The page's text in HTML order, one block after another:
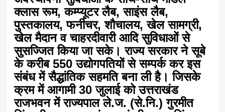
क्लास रूम, कम्प्यूटर लैब, साइंस लैब,
पुस्तकालय, फर्नीचर, शौचालय, खेल सामग्री,
खेल मैदान व चाहरदीवारी आदि सुविधाओं से
सुसज्जित किया जा सके। राज्य सरकार ने सूबे
के करीब 550 उद्योगपतियों से सम्पर्क कर इस
संबंध में सैद्धांतिक सहमति बना ली है। जिसके
क्रम में आगामी 30 जुलाई को उत्तराखंड
राजभवन में राज्यपाल ले.ज. (से.नि.) गुरमीत